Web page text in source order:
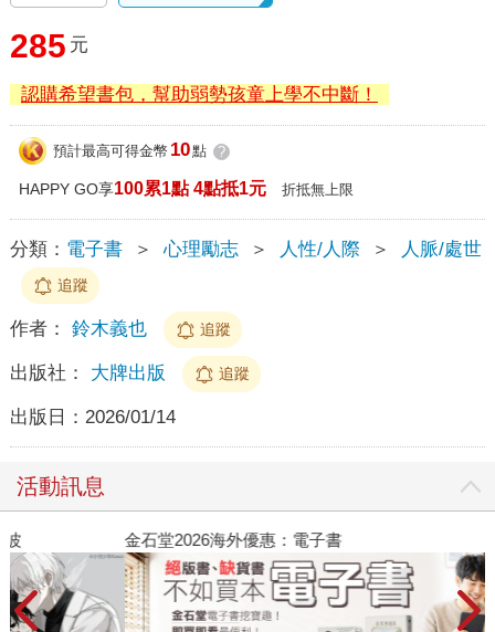
285 元
認購希望書包，幫助弱勢孩童上學不中斷！
預計最高可得金幣 10點 ?
HAPPY GO享100累1點 4點抵1元 折抵無上限
分類： 電子書 ＞ 心理勵志 ＞ 人性/人際 ＞ 人脈/處世
追蹤
作者： 鈴木義也 追蹤
出版社： 大牌出版 追蹤
出版日： 2026/01/14
活動訊息
金石堂2026海外優惠：電子書